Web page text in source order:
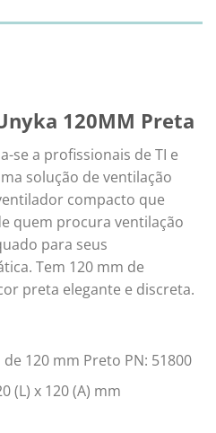
120MM Preta
se a profissionais de TI e
solução de ventilação
compacto que
quem procura ventilação
para seus
Tem 120 mm de
preta elegante e discreta.
de 120 mm Preto PN: 51800
(L) x 120 (A) mm